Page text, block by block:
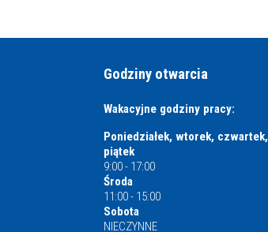
Godziny otwarcia
Wakacyjne godziny pracy:
Poniedziałek, wtorek, czwartek,
piątek
9:00 - 17:00
Środa
11:00 - 15:00
Sobota
NIECZYNNE